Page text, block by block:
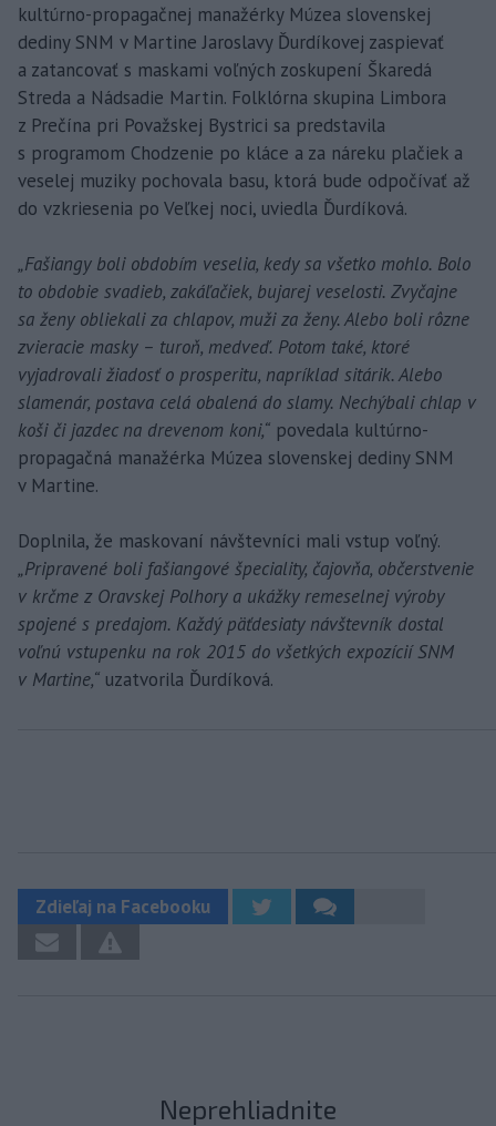
kultúrno-propagačnej manažérky Múzea slovenskej
dediny SNM v Martine Jaroslavy Ďurdíkovej zaspievať
a zatancovať s maskami voľných zoskupení Škaredá
Streda a Nádsadie Martin. Folklórna skupina Limbora
z Prečína pri Považskej Bystrici sa predstavila
s programom Chodzenie po kláce a za náreku plačiek a
veselej muziky pochovala basu, ktorá bude odpočívať až
do vzkriesenia po Veľkej noci, uviedla Ďurdíková.
„Fašiangy boli obdobím veselia, kedy sa všetko mohlo. Bolo
to obdobie svadieb, zakáľačiek, bujarej veselosti. Zvyčajne
sa ženy obliekali za chlapov, muži za ženy. Alebo boli rôzne
zvieracie masky – turoň, medveď. Potom také, ktoré
vyjadrovali žiadosť o prosperitu, napríklad sitárik. Alebo
slamenár, postava celá obalená do slamy. Nechýbali chlap v
koši či jazdec na drevenom koni,“ povedala kultúrno-
propagačná manažérka Múzea slovenskej dediny SNM
v Martine.
Doplnila, že maskovaní návštevníci mali vstup voľný.
„Pripravené boli fašiangové špeciality, čajovňa, občerstvenie
v krčme z Oravskej Polhory a ukážky remeselnej výroby
spojené s predajom. Každý päťdesiaty návštevník dostal
voľnú vstupenku na rok 2015 do všetkých expozícií SNM
v Martine,“ uzatvorila Ďurdíková.
Zdieľaj na Facebooku
Neprehliadnite